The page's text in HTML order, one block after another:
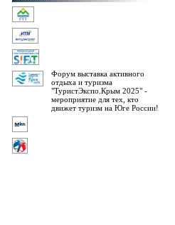
Форум выставка активного
отдыха и туризма
"ТуристЭкспо.Крым 2025" -
мероприятие для тех, кто
движет туризм на Юге России!